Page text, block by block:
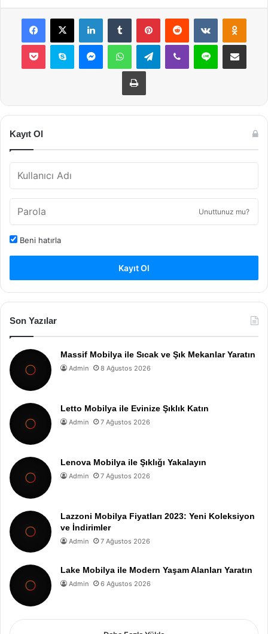
Facebook
X LinkedInTumblr PinterestReddit VKontakte
Pocket Skype MessengerWhatsAppTelegramViber Line E-Posta ile
Yazdır
Kayıt Ol
Unuttunuz mu?
Beni hatırla
Kayıt Ol
Son Yazılar
Massif Mobilya ile Sıcak ve Şık Mekanlar Yaratın
Admin 8 Ağustos 2026
Letto Mobilya ile Evinize Şıklık Katın
Admin 7 Ağustos 2026
Lenova Mobilya ile Şıklığı Yakalayın
Admin 7 Ağustos 2026
Lazzoni Mobilya Fiyatları 2023: Yeni Koleksiyon
ve İndirimler
Admin 7 Ağustos 2026
Lake Mobilya ile Modern Yaşam Alanları Yaratın
Admin 6 Ağustos 2026